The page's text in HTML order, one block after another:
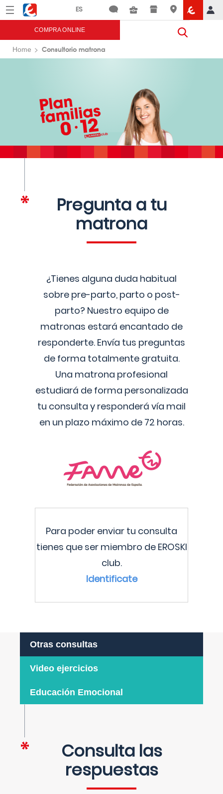
Menú Eroski
COMPRA ONLINE
Home Consultorio matrona
Pregunta a tu
matrona
¿Tienes alguna duda habitual
sobre pre-parto, parto o post-
parto? Nuestro equipo de
matronas estará encantado de
responderte. Envía tus preguntas
de forma totalmente gratuita.
Una matrona profesional
estudiará de forma personalizada
tu consulta y responderá vía mail
en un plazo máximo de 72 horas.
Para poder enviar tu consulta
tienes que ser miembro de EROSKI
club.
Identificate
Otras consultas
Video ejercicios
Educación Emocional
Consulta las
respuestas